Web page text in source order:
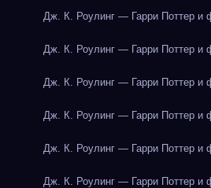
Дж. К. Роулинг — Гарри Поттер и
Дж. К. Роулинг — Гарри Поттер и
Дж. К. Роулинг — Гарри Поттер и
Дж. К. Роулинг — Гарри Поттер и
Дж. К. Роулинг — Гарри Поттер и
Дж. К. Роулинг — Гарри Поттер и